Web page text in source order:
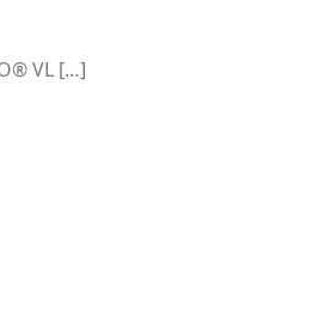
VL […]